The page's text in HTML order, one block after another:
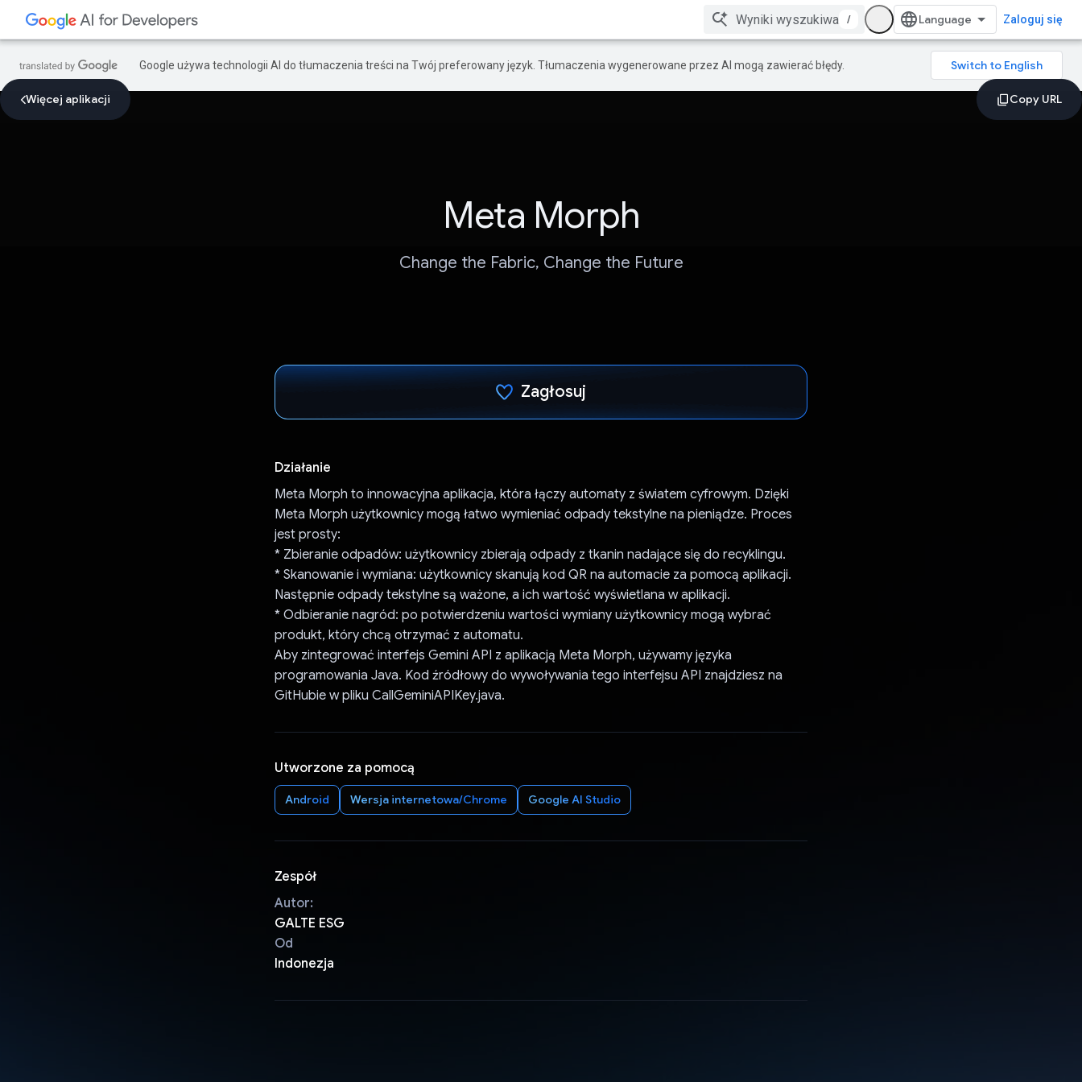
/ Zaloguj się
Google używa technologii AI do tłumaczenia treści na Twój preferowany język. Tłumaczenia wygenerowane przez AI mogą zawierać błędy.
Więcej aplikacji
Meta Morph
Change the Fabric, Change the Future
Zagłosuj
Działanie
Meta Morph to innowacyjna aplikacja, która łączy automaty z światem cyfrowym. Dzięki
Meta Morph użytkownicy mogą łatwo wymieniać odpady tekstylne na pieniądze. Proces
jest prosty:
* Zbieranie odpadów: użytkownicy zbierają odpady z tkanin nadające się do recyklingu.
* Skanowanie i wymiana: użytkownicy skanują kod QR na automacie za pomocą aplikacji.
Następnie odpady tekstylne są ważone, a ich wartość wyświetlana w aplikacji.
* Odbieranie nagród: po potwierdzeniu wartości wymiany użytkownicy mogą wybrać
produkt, który chcą otrzymać z automatu.
Aby zintegrować interfejs Gemini API z aplikacją Meta Morph, używamy języka
programowania Java. Kod źródłowy do wywoływania tego interfejsu API znajdziesz na
GitHubie w pliku CallGeminiAPIKey.java.
Utworzone za pomocą
Android Wersja internetowa/Chrome Google AI Studio
Zespół
Autor:
GALTE ESG
Od
Indonezja